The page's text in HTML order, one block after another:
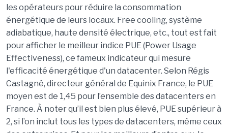
les opérateurs pour réduire la consommation
énergétique de leurs locaux. Free cooling, système
adiabatique, haute densité électrique, etc., tout est fait
pour afficher le meilleur indice PUE (Power Usage
Effectiveness), ce fameux indicateur qui mesure
l'efficacité énergétique d'un datacenter. Selon Régis
Castagné, directeur général de Equinix France, le PUE
moyen est de 1,45 pour l’ensemble des datacenters en
France. À noter qu’il est bien plus élevé, PUE supérieur à
2, si l’on inclut tous les types de datacenters, même ceux